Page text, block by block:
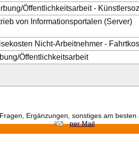
Öffentlichkeitsarbeit -
von Informationsportalen (Server)
Nicht-Arbeitnehmer -
Öffentlichkeitsarbeit
Fragen, Ergänzungen, sonstiges am
per Mail